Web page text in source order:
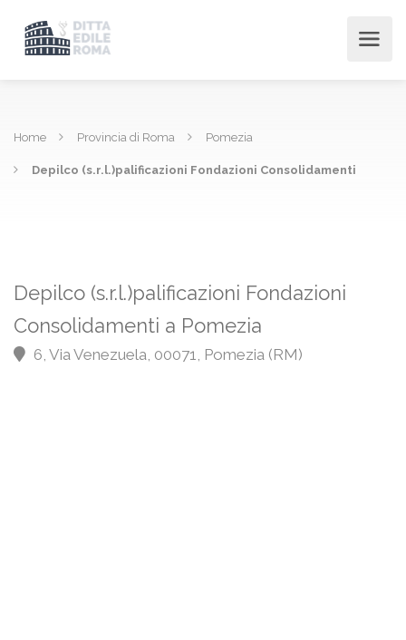
Home Provincia di Roma Pomezia
Depilco (s.r.l.)palificazioni Fondazioni Consolidamenti
Depilco (s.r.l.)palificazioni Fondazioni
Consolidamenti a Pomezia
6, Via Venezuela, 00071, Pomezia (RM)